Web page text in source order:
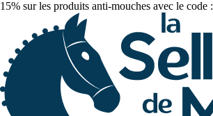
15% sur les produits anti-mouches avec le code :